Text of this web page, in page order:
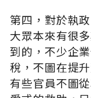
第四，對於執
大眾本來有很
到的，不少企
稅，不圖在提
有些官員不圖